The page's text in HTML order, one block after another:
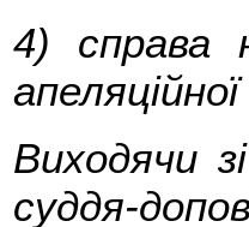
4) справа
Виходячи
суддя-